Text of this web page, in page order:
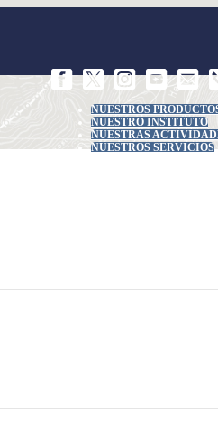
NUESTROS
NUESTRO INSTITUTO
NUESTRAS
NUESTROS SERVICIOS